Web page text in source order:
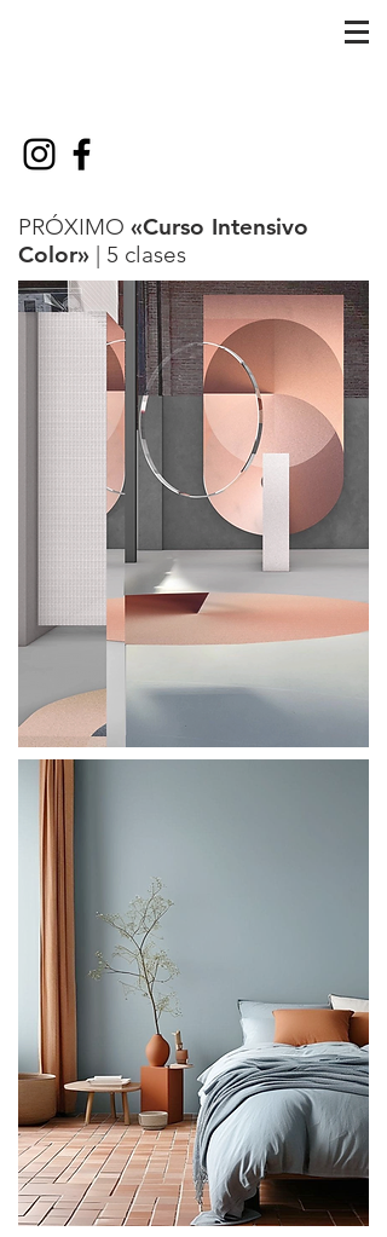
PRÓXIMO «Curso Intensivo
Color» | 5 clases